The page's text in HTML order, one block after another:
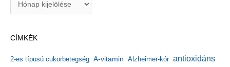
í
u
CÍMKÉK
2-es típusú cukorbetegség A-vitamin Alzheimer-kór antioxidáns